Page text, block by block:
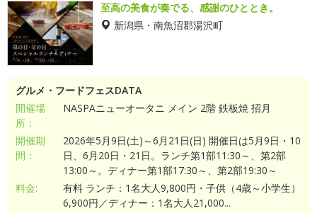
至高の美食が奏でる、感謝のひととき。
新潟県・南魚沼郡湯沢町
グルメ・フードフェスDATA
開催場
所：
NASPAニューオータニ メイン 2階 鉄板焼 招月
開催期
間：
2026年5月9日(土)～6月21日(日) 開催日は5月9日・10
日、6月20日・21日。ランチ第1部11:30～、第2部
13:00～。ディナー第1部17:30～、第2部19:30～
料金:
有料 ランチ：1名大人9,800円・子供（4歳～小学生）
6,900円／ディナー：1名大人21,000...